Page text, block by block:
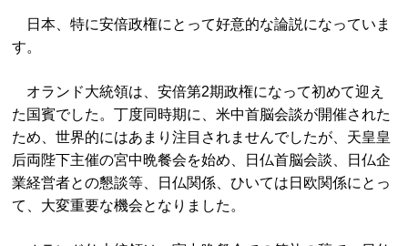
日本、特に安倍政権にとって好意的な論説になっていま
す。
オランド大統領は、安倍第2期政権になって初めて迎え
た国賓でした。丁度同時期に、米中首脳会談が開催された
ため、世界的にはあまり注目されませんでしたが、天皇皇
后両陛下主催の宮中晩餐会を始め、日仏首脳会談、日仏企
業経営者との懇談等、日仏関係、ひいては日欧関係にとっ
て、大変重要な機会となりました。